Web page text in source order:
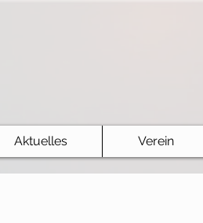
Aktuelles Verein